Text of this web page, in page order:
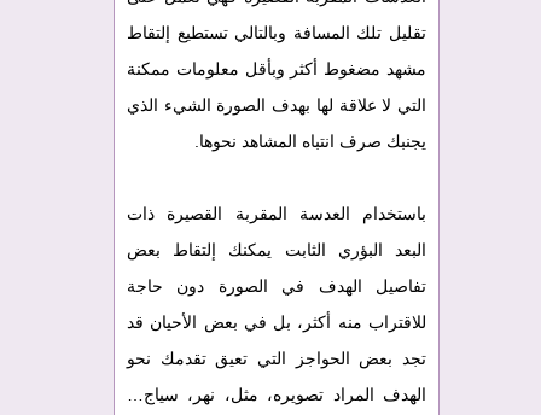
تقليل تلك المسافة وبالتالي تستطيع إلتقاط
مشهد مضغوط أكثر وبأقل معلومات ممكنة
التي لا علاقة لها بهدف الصورة الشيء الذي
يجنبك صرف انتباه المشاهد نحوها.
باستخدام العدسة المقربة القصيرة ذات
البعد البؤري الثابت يمكنك إلتقاط بعض
تفاصيل الهدف في الصورة دون حاجة
للاقتراب منه أكثر، بل في بعض الأحيان قد
تجد بعض الحواجز التي تعيق تقدمك نحو
الهدف المراد تصويره، مثل، نهر، سياج…